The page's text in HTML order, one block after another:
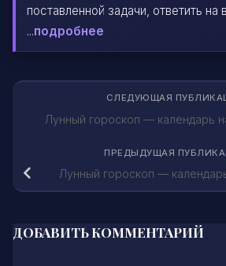
поставленной задачи, ответить
...подробнее
СЛЕДУЮЩАЯ
Лунный гороскоп — календарь
ПРЕДЫДУЩАЯ
Лунный гороскоп —
ДОБАВИТЬ КОММЕНТАРИЙ